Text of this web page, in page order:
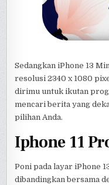
Sedangkan iPhone 13
resolusi 2340 x 1080
dirimu untuk ikutan
mencari berita yang
pilihan Anda.
Iphone 11
Poni pada layar iPhone
dibandingkan bersama